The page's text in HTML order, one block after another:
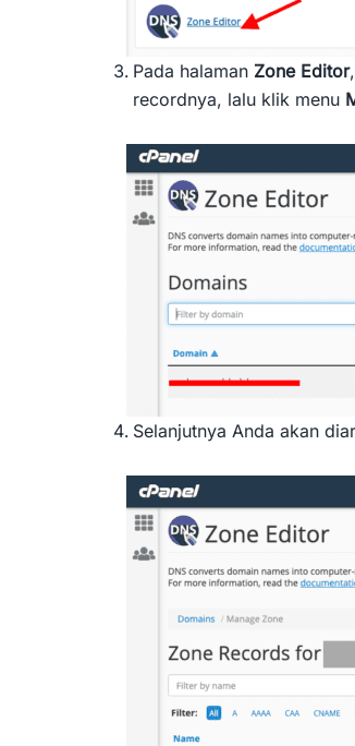
Pada halaman Zone Editor,
recordnya, lalu klik menu
Selanjutnya Anda akan